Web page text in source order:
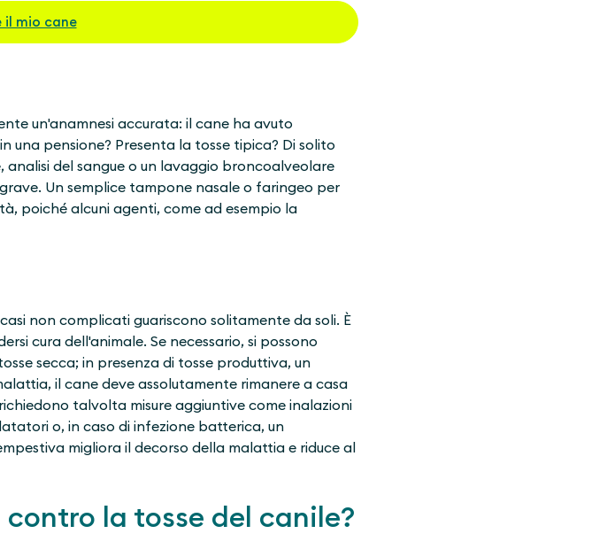
il mio cane‍
un'anamnesi accurata: il cane ha avuto
pensione? Presenta la tosse tipica? Di solito
del sangue o un lavaggio broncoalveolare
Un semplice tampone nasale o faringeo per
poiché alcuni agenti, come ad esempio la
non complicati guariscono solitamente da soli. È
cura dell'animale. Se necessario, si possono
secca; in presenza di tosse produttiva, un
il cane deve assolutamente rimanere a casa
talvolta misure aggiuntive come inalazioni
o, in caso di infezione batterica, un
migliora il decorso della malattia e riduce al
la tosse del canile?